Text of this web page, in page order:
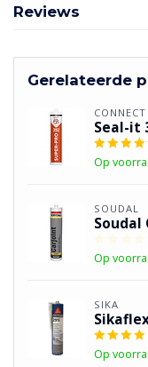
Reviews
Gerelateerde
Seal-it
Op
SOUDAL
Soudal
Op
SIKA
Op